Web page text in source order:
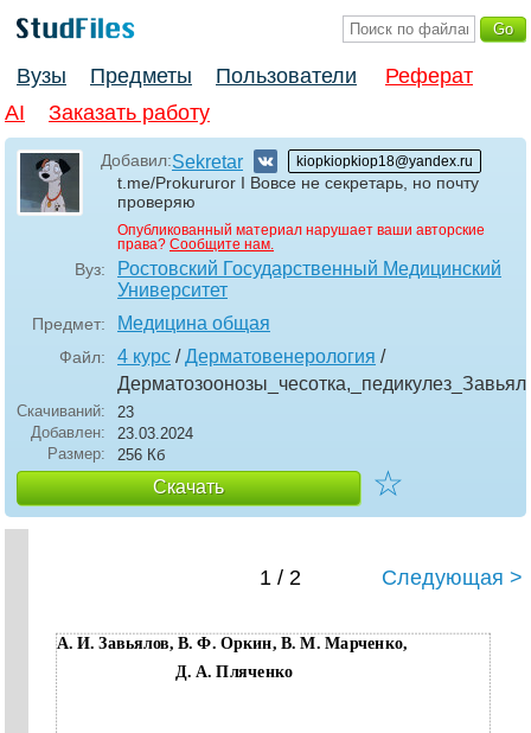
Вузы Предметы Пользователи
Реферат
AI
Заказать работу
Добавил:Sekretar kiopkiopkiop18@yandex.ru
t.me/Prokururor I Вовсе не секретарь, но почту
проверяю
Опубликованный материал нарушает ваши авторские
права? Сообщите нам.
Вуз:
Ростовский Государственный Медицинский
Университет
Предмет: Медицина общая
Файл: 4 курс /Дерматовенерология /
Скачиваний:
23
Добавлен:
23.03.2024
Размер:
256 Кб
Скачать ☆
1 / 2 Следующая >
А. И. Завьялов, В. Ф. Оркин, В. М. Марченко,
Д. А. Пляченко